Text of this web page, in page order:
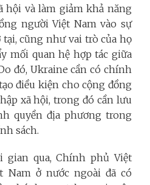
hội và làm giảm khả năng
người Việt Nam vào sự
cũng như vai trò của họ
mối quan hệ hợp tác giữa
đó, Ukraine cần có chính
điều kiện cho cộng đồng
xã hội, trong đó cần lưu
quyền địa phương trong
sách.
gian qua, Chính phủ Việt
Nam ở nước ngoài đã có